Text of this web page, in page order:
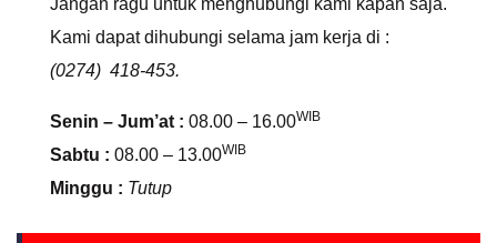
Jangan ragu untuk menghubungi kami kapan saja.
Kami dapat dihubungi selama jam kerja di :
(0274) 418-453.
Senin – Jum’at : 08.00 – 16.00WIB
Sabtu : 08.00 – 13.00WIB
Minggu : Tutup